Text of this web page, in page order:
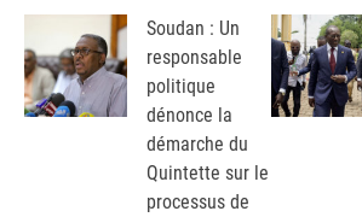
Soudan : Un
responsable
politique
dénonce la
démarche du
Quintette sur le
processus de